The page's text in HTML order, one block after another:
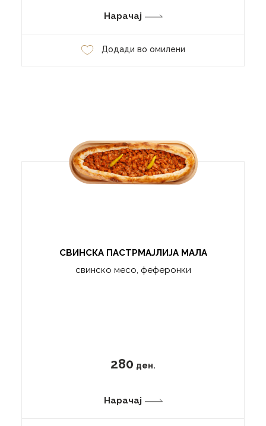
Нарачај
Додади во омилени
СВИНСКА ПАСТРМАЈЛИЈА МАЛА
свинско месо, феферонки
280 ден.
Нарачај